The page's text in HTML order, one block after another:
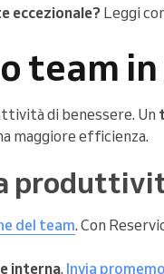
eccezionale? Leggi
team
di benessere. Un
maggiore efficienza.
del team. Con
interna. Invia